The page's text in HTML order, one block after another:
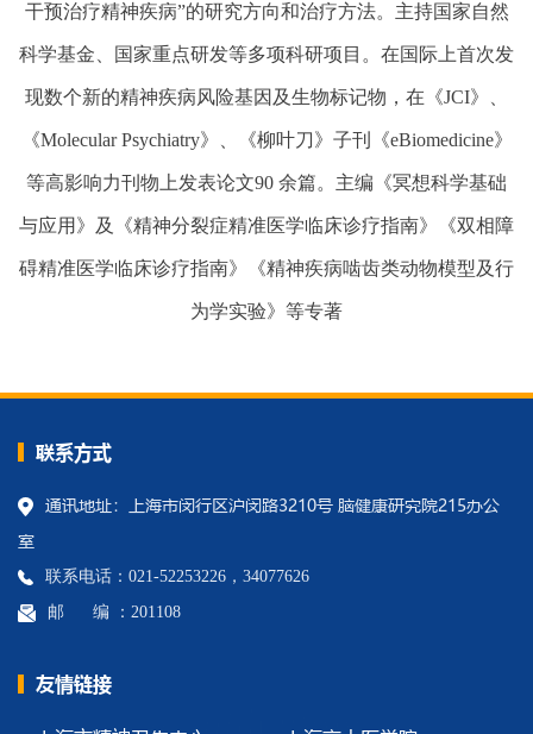
干预治疗精神疾病”的研究方向和治疗方法。主持国家自然
科学基金、国家重点研发等多项科研项目。在国际上首次发
现数个新的精神疾病风险基因及生物标记物，在《JCI》、
《Molecular Psychiatry》、《柳叶刀》子刊《eBiomedicine》
等高影响力刊物上发表论文90 余篇。主编《冥想科学基础
与应用》及《精神分裂症精准医学临床诊疗指南》《双相障
碍精准医学临床诊疗指南》《精神疾病啮齿类动物模型及行
为学实验》等专著
联系方式
通讯地址：上海市闵行区沪闵路3210号 脑健康研究院215办公
室
联系电话：021-52253226，34077626
邮 编 ：201108
友情链接